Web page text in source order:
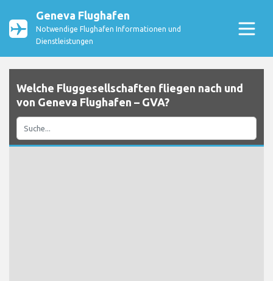
Geneva Flughafen
Notwendige Flughafen Informationen und
Dienstleistungen
Welche Fluggesellschaften fliegen nach und
von Geneva Flughafen – GVA?